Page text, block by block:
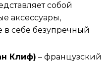
собой
аксессуары,
себе безупречный
Клиф) – французский